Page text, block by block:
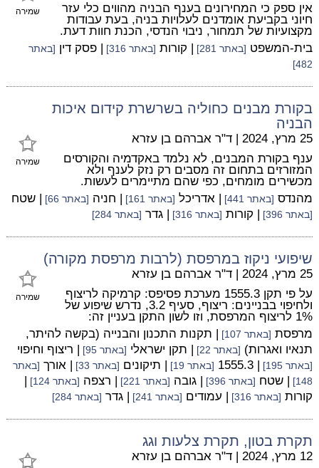
שמירה
אין ספק כי המחירונים בענף הבניה מהווים כלי עזר
חיוני בקביעת אומדנים לעלויות בניה, בעת עבודות
מקצועיות של תמחור, ניבוי הנדסי, הכנת חוות דעת.
בית-המשפט [באתר 281] | קורות [באתר 316] | פסק דין [באתר
482]
בקורת מבנים כחוליה בשרשרת קידום איכות
הבניה
שמירה
25 מרץ, 2024 | ד"ר אברהם בן עזרא
ענף בקורת המבנים, לא נלמד באקדמיה והקורסים
המזורזים בתחום זה מסבים רק נזק לענף ולא
מכשירים מומחים, כפי שהם מתיימרים לעשות.
מהנדס [באתר 441] | אדריכל [באתר 161] | חניה [באתר 66] | שטח
[באתר 396] | קורות [באתר 316] | גדר [באתר 284]
שיפועי ניקוז במרפסת (לרבות מרפסת מקורה)
שמירה
25 מרץ, 2024 | ד"ר אברהם בן עזרא
על פי תקן 1555.3 מערכת פסיפס: קרמיקה לריצוף
ולחיפוי בבניינים: ריצוף, סעיף 3.2, נדרש שיפוע של
1% לריצוף המרפסת, וזו לשון התקן בעניין זה:
מרפסת [באתר 107]
| תקנות התכנון והבנייה (בקשה להיתר,
תנאיו ואגרות) [באתר 22] | תקן ישראלי [באתר 95] | ריצוף וחיפוי
[באתר 195] | 1555.3 [באתר 19] | תיקונים [באתר 33] | אורך [באתר
148]
| שטח [באתר 396] | גובה [באתר 221] | רצפה [באתר 124]
|
קורות [באתר 316] | עמודים [באתר 241] | גדר [באתר 284]
תקרת בטון, תקרת צלעות וגג
12 מרץ, 2024 | ד"ר אברהם בן עזרא